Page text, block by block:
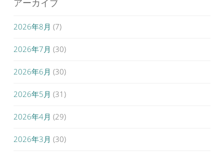
アーカイブ
2026年8月 (7)
2026年7月 (30)
2026年6月 (30)
2026年5月 (31)
2026年4月 (29)
2026年3月 (30)